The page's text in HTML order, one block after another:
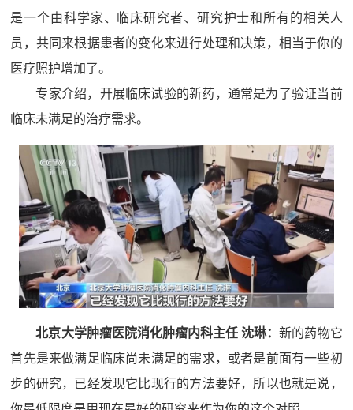
是一个由科学家、临床研究者、研究护士和所有的相关人
员，共同来根据患者的变化来进行处理和决策，相当于你的
医疗照护增加了。
专家介绍，开展临床试验的新药，通常是为了验证当前
临床未满足的治疗需求。
北京大学肿瘤医院消化肿瘤内科主任 沈琳：新的药物它
首先是来做满足临床尚未满足的需求，或者是前面有一些初
步的研究，已经发现它比现行的方法要好，所以也就是说，